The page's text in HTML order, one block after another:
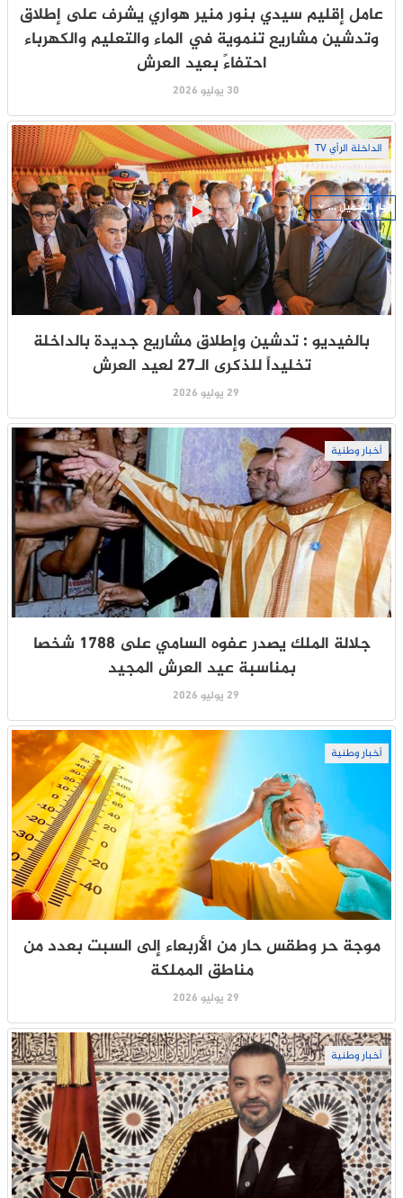
عامل إقليم سيدي بنور منير هواري يشرف على إطلاق
وتدشين مشاريع تنموية في الماء والتعليم والكهرباء
احتفاءً بعيد العرش
30 يوليو 2026
الداخلة الرأي TV
بالفيديو : تدشين وإطلاق مشاريع جديدة بالداخلة
تخليداً للذكرى الـ27 لعيد العرش
29 يوليو 2026
أخبار وطنية
جلالة الملك يصدر عفوه السامي على 1788 شخصا
بمناسبة عيد العرش المجيد
29 يوليو 2026
أخبار وطنية
موجة حر وطقس حار من الأربعاء إلى السبت بعدد من
مناطق المملكة
29 يوليو 2026
أخبار وطنية
جار التحميل ...